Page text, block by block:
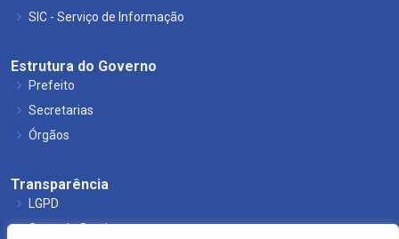
SIC - Serviço de Informação
Estrutura do Governo
Prefeito
Secretarias
Órgãos
Transparência
LGPD
Carta de Serviços